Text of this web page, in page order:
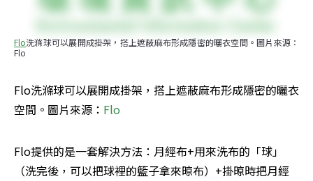
Flo洗滌球可以展開成掛架，搭上遮蔽麻布形成隱密的曬衣空間。圖片來源：
Flo
Flo洗滌球可以展開成掛架，搭上遮蔽麻布形成隱密的曬衣
空間。圖片來源： Flo
Flo提供的是一套解決方法：月經布+用來洗布的「球」
（洗完後，可以把球裡的籃子拿來晾布）+掛晾時把月經